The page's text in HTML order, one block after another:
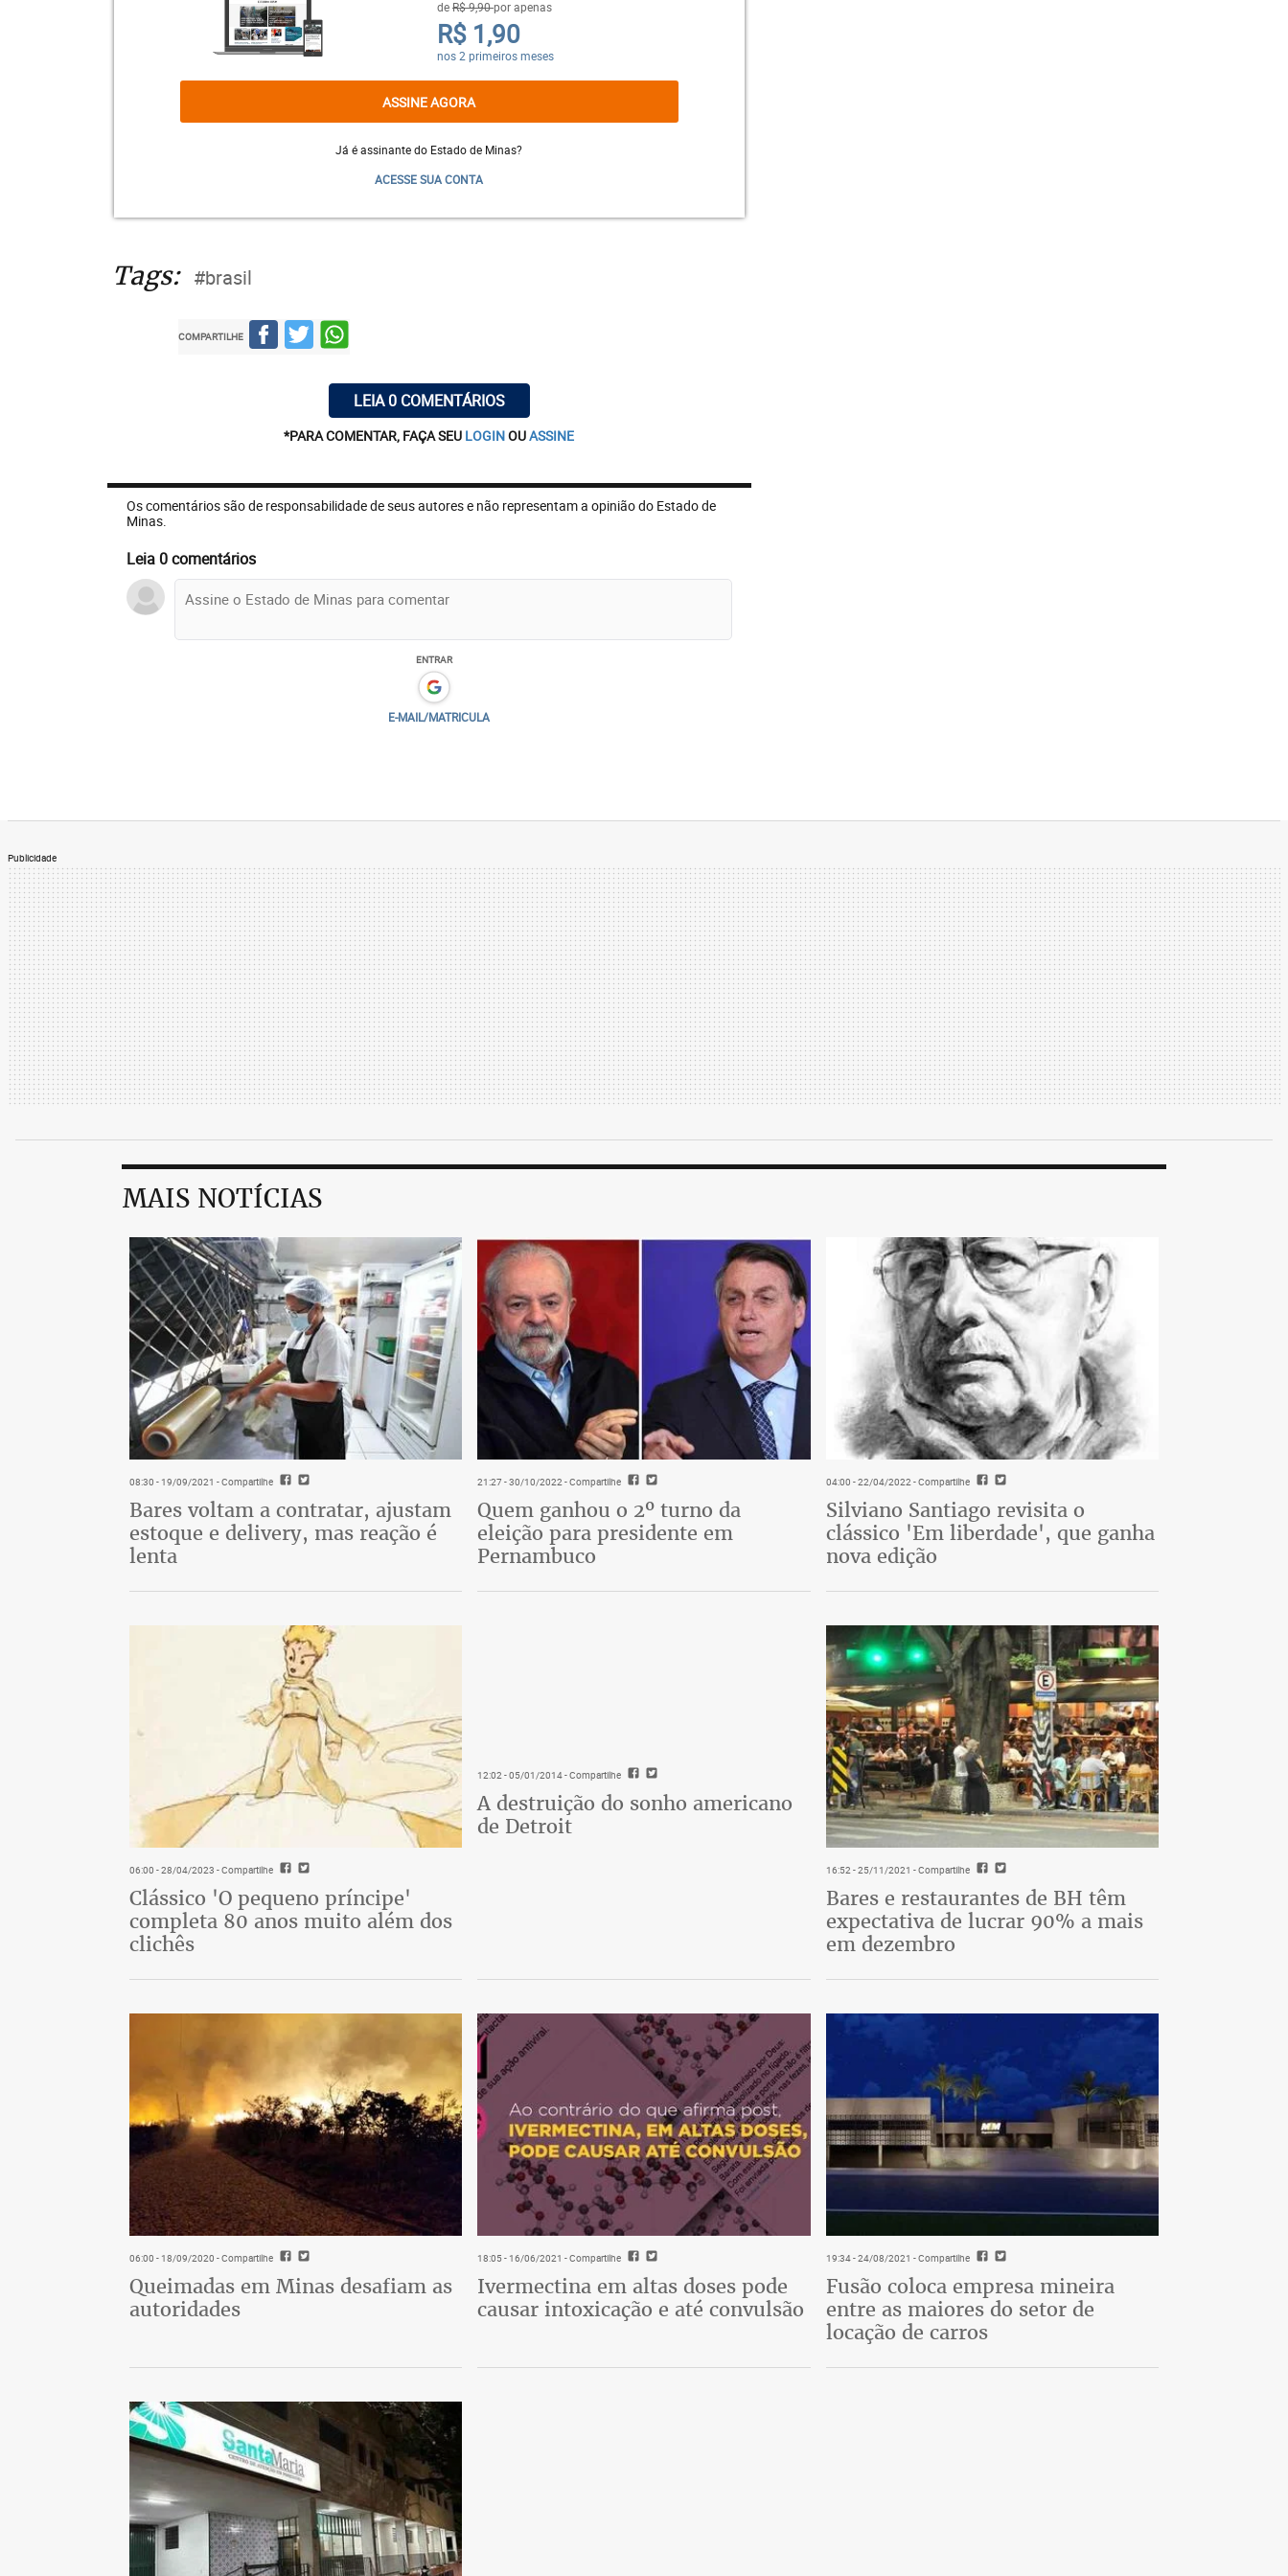
deR$ 9,90por apenas
R$ 1,90
nos 2 primeiros meses
ASSINE AGORA
Já é assinante do Estado de Minas?
ACESSE SUA CONTA
Tags: #brasil
COMPARTILHE
LEIA 0 COMENTÁRIOS
*PARA COMENTAR, FAÇA SEU LOGINOUASSINE
Os comentários são de responsabilidade de seus autores e não representam a opinião do Estado de
Minas.
Leia 0 comentários
ENTRAR
E-MAIL/MATRICULA
Publicidade
MAIS NOTÍCIAS
08:30 - 19/09/2021 - Compartilhe
Bares voltam a contratar, ajustam
estoque e delivery, mas reação é
lenta
21:27 - 30/10/2022- Compartilhe
Quem ganhou o 2º turno da
eleição para presidente em
Pernambuco
04:00 - 22/04/2022- Compartilhe
Silviano Santiago revisita o
clássico 'Em liberdade', que ganha
nova edição
06:00 - 28/04/2023 - Compartilhe
Clássico 'O pequeno príncipe'
completa 80 anos muito além dos
clichês
12:02 - 05/01/2014- Compartilhe
A destruição do sonho americano
de Detroit
16:52 - 25/11/2021 - Compartilhe
Bares e restaurantes de BH têm
expectativa de lucrar 90% a mais
em dezembro
06:00 - 18/09/2020 - Compartilhe
Queimadas em Minas desafiam as
autoridades
18:05 - 16/06/2021 - Compartilhe
Ivermectina em altas doses pode
causar intoxicação e até convulsão
19:34 - 24/08/2021 - Compartilhe
Fusão coloca empresa mineira
entre as maiores do setor de
locação de carros